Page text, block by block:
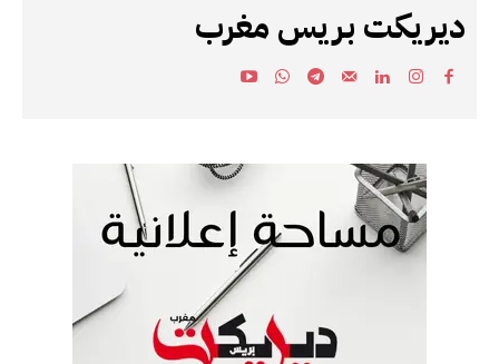
ديريكت بريس مغرب